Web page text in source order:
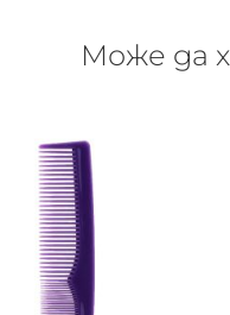
Може да